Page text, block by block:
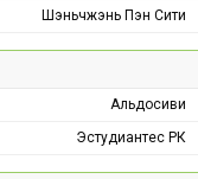
Шэньчжэнь Пэн Сити
Альдосиви
Эстудиантес РК